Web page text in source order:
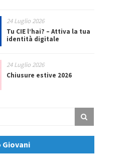
24 Luglio 2026
Tu CIE l’hai? – Attiva la tua
identità digitale
24 Luglio 2026
Chiusure estive 2026